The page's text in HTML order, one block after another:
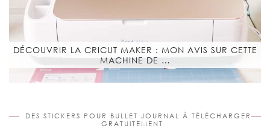
DÉCOUVRIR LA CRICUT MAKER : MON AVIS SUR CETTE
MACHINE DE …
DES STICKERS POUR BULLET JOURNAL À TÉLÉCHARGER
GRATUITEMENT